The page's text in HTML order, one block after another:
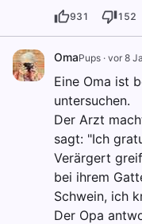
931 152
OmaPups · vor 8
Eine Oma ist
untersuchen.
Der Arzt
sagt: "Ich
Verärgert
bei ihrem
Schwein, ich
Der Opa